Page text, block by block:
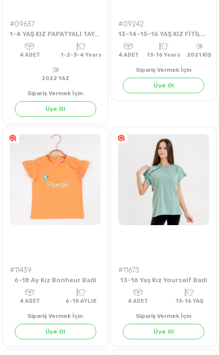
#09637
1-4 YAŞ KIZ PAPATYALI TAYTLI TAKIM
ADET 1-2-3-4 Years
Sipariş Vermek İçin
Üye Ol
#09242
13-14-15-16 YAŞ KIZ FİTİLLİ KADİFE TEK PANTOLON
4 ADET 13-16 Years
Sipariş Vermek İçin
Üye Ol
#11439
6-18 Ay Kız Bonheur Badi
Sipariş Vermek İçin
Üye Ol
#11673
13-16 Yaş Kız Yourself Badi
Sipariş Vermek İçin
Üye Ol